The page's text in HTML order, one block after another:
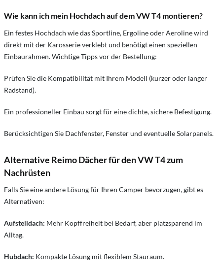
Wie kann ich mein Hochdach auf dem VW T4 montieren?
Ein festes Hochdach wie das Sportline, Ergoline oder Aeroline wird
direkt mit der Karosserie verklebt und benötigt einen speziellen
Einbaurahmen. Wichtige Tipps vor der Bestellung:
Prüfen Sie die Kompatibilität mit Ihrem Modell (kurzer oder langer
Radstand).
Ein professioneller Einbau sorgt für eine dichte, sichere Befestigung.
Berücksichtigen Sie Dachfenster, Fenster und eventuelle Solarpanels.
Alternative Reimo Dächer für den VW T4 zum
Nachrüsten
Falls Sie eine andere Lösung für Ihren Camper bevorzugen, gibt es
Alternativen:
Aufstelldach: Mehr Kopffreiheit bei Bedarf, aber platzsparend im
Alltag.
Hubdach: Kompakte Lösung mit flexiblem Stauraum.